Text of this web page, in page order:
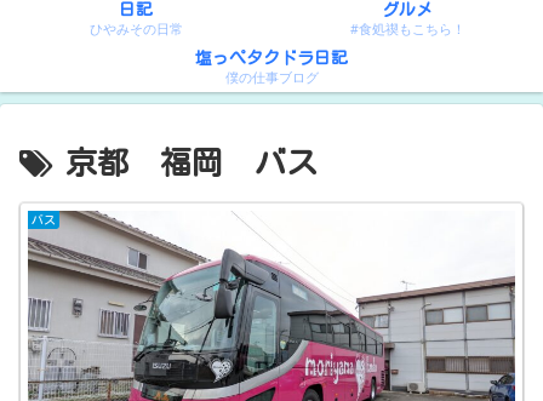
日記
ひやみその日常
グルメ
#食処禊もこちら！
塩っぺタクドラ日記
僕の仕事ブログ
京都 福岡 バス
バス